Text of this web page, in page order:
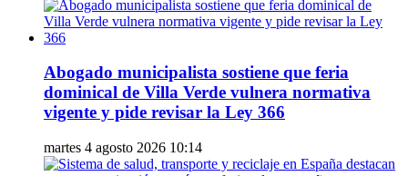
Abogado municipalista sostiene que feria
dominical de Villa Verde vulnera normativa
vigente y pide revisar la Ley 366
martes 4 agosto 2026 10:14